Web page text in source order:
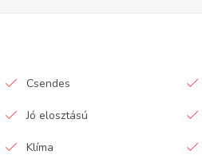
Csendes
Jó elosztású
Klíma